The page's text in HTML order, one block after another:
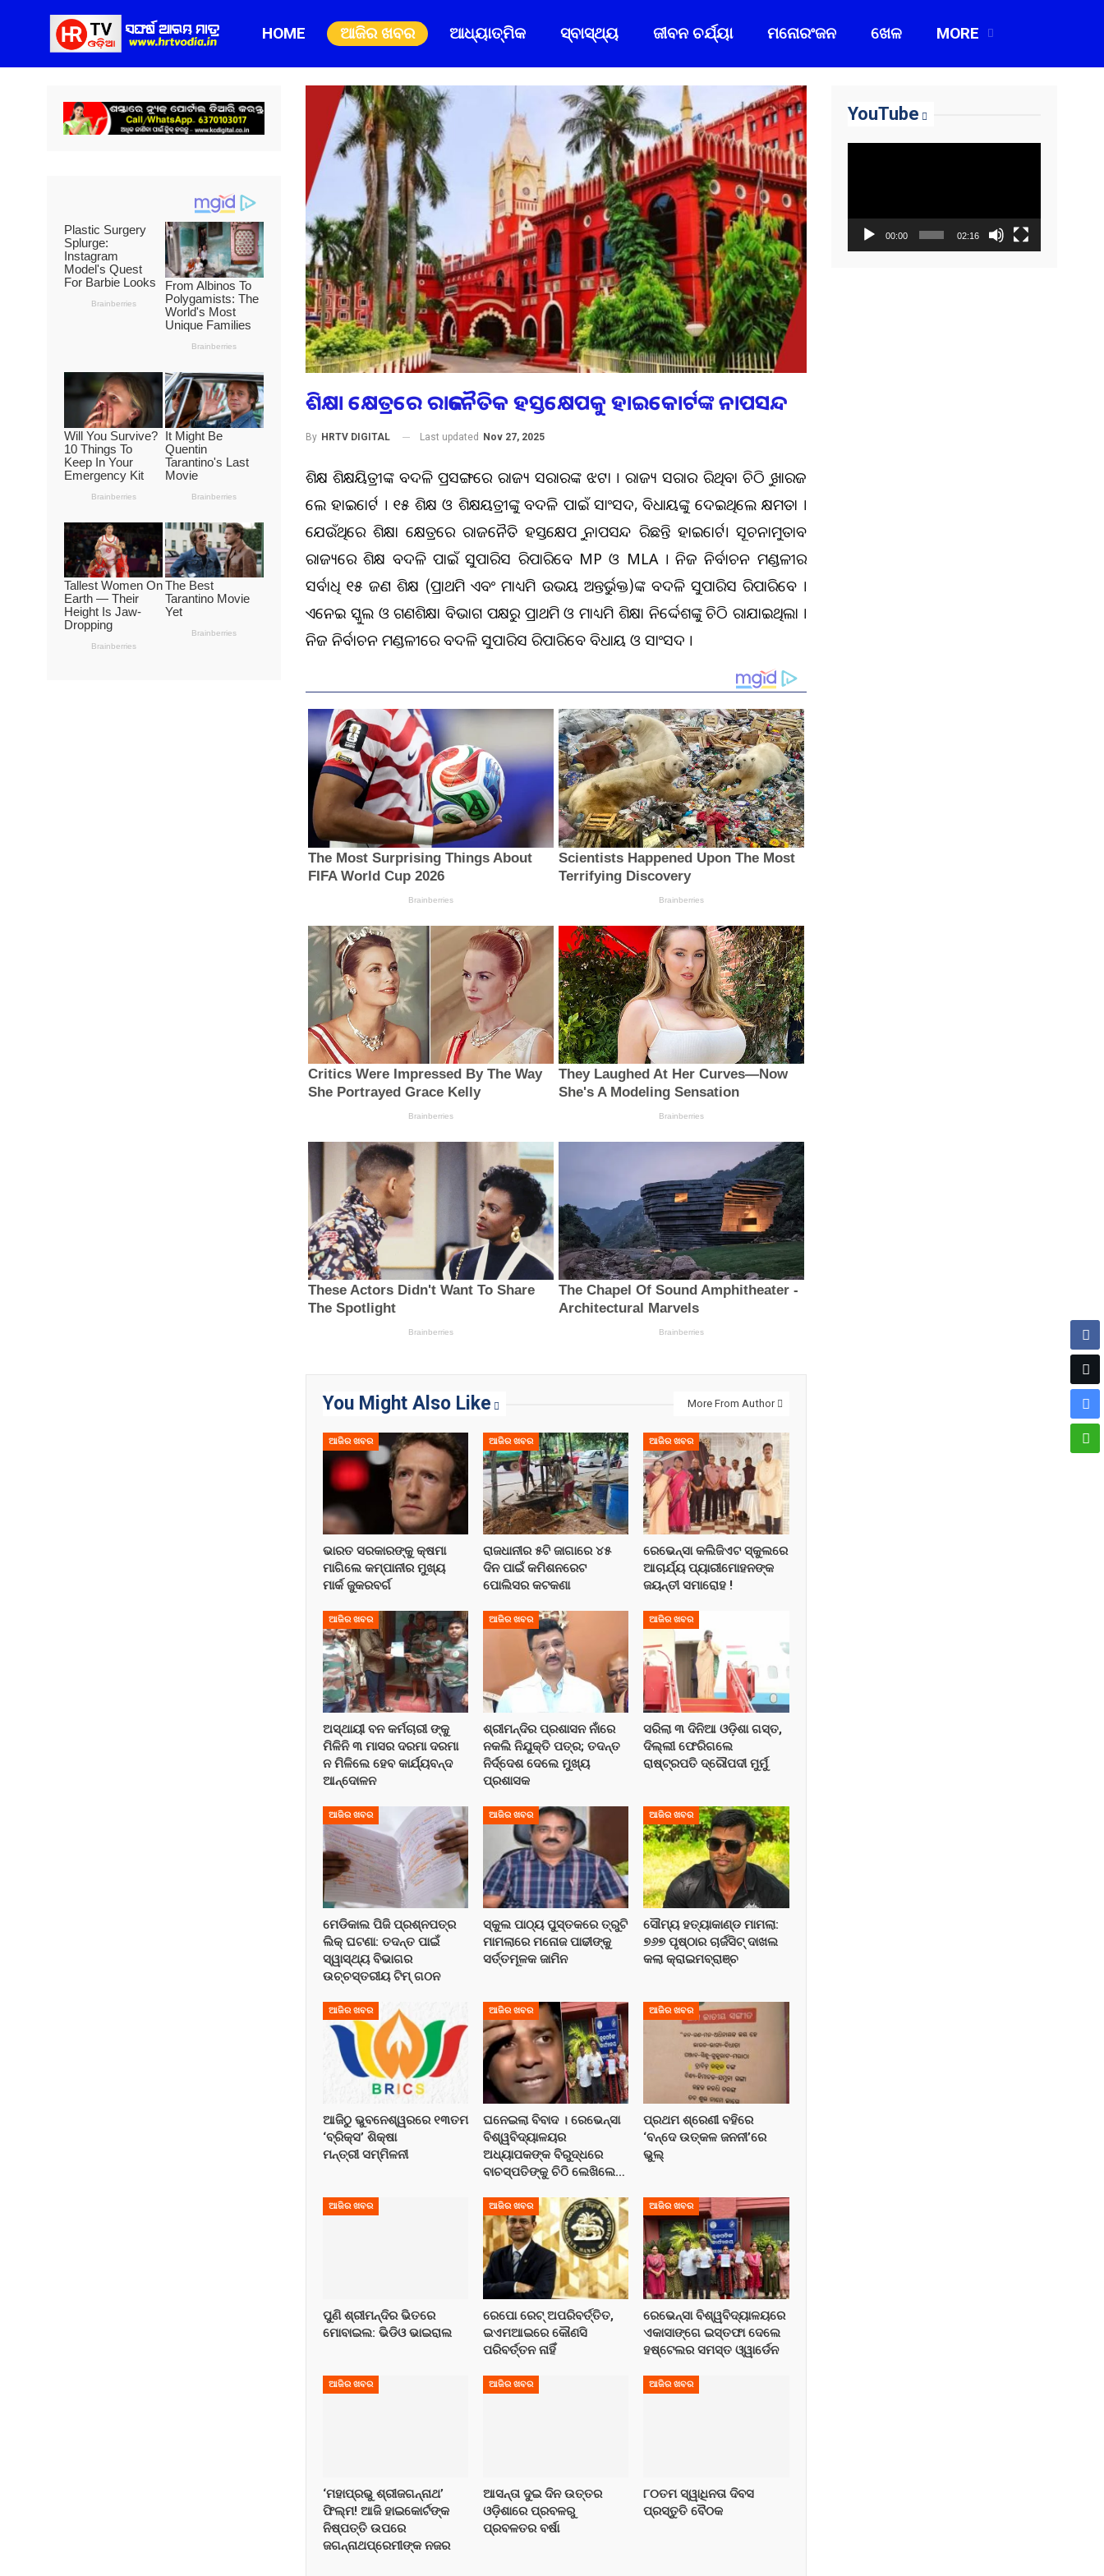
HOME ଆଜିର ଖବର ଆଧ୍ୟାତ୍ମିକ ସ୍ବାସ୍ଥ୍ୟ ଜୀବନ ଚର୍ଯ୍ୟା ମନୋରଂଜନ ଖେଳ MORE
ଶିକ୍ଷା କ୍ଷେତ୍ରରେ ରାଜନୈତିକ ହସ୍ତକ୍ଷେପକୁ ହାଇକୋର୍ଟଙ୍କ ନାପସନ୍ଦ
By HRTV DIGITAL Last updated Nov 27, 2025
ଶିକ୍ଷକ ଶିକ୍ଷୟିତ୍ରୀଙ୍କ ବଦଳି ପ୍ରସଙ୍ଗରେ ରାଜ୍ୟ ସରକାରଙ୍କ ଝଟକା । ରାଜ୍ୟ ସରକାର କରିଥିବା ଚିଠିକୁ ଖାରଜ
କଲେ ହାଇକୋର୍ଟ । ୧୫ ଶିକ୍ଷକ ଓ ଶିକ୍ଷୟତ୍ରୀଙ୍କୁ ବଦଳି ପାଇଁ ସାଂସଦ, ବିଧାୟକଙ୍କୁ ଦେଇଥିଲେ କ୍ଷମତା ।
ଯେଉଁଥିରେ ଶିକ୍ଷା କ୍ଷେତ୍ରରେ ରାଜନୈତିକ ହସ୍ତକ୍ଷେପକୁ ନାପସନ୍ଦ କରିଛନ୍ତି ହାଇକୋର୍ଟ। ସୂଚନାମୁତାବକ
ରାଜ୍ୟରେ ଶିକ୍ଷକ ବଦଳି ପାଇଁ ସୁପାରିସ କରିପାରିବେ MP ଓ MLA । ନିଜ ନିର୍ବାଚନ ମଣ୍ଡଳୀର
ସର୍ବାଧିକ ୧୫ ଜଣ ଶିକ୍ଷକ (ପ୍ରାଥମିକ ଏବଂ ମାଧ୍ୟମିକ ଉଭୟ ଅନ୍ତର୍ଭୁକ୍ତ)ଙ୍କ ବଦଳି ସୁପାରିସ କରିପାରିବେ ।
ଏନେଇ ସ୍କୁଲ ଓ ଗଣଶିକ୍ଷା ବିଭାଗ ପକ୍ଷରୁ ପ୍ରାଥମିକ ଓ ମାଧ୍ୟମିକ ଶିକ୍ଷା ନିର୍ଦ୍ଦେଶକଙ୍କୁ ଚିଠି କରାଯାଇଥିଲା ।
ନିଜ ନିର୍ବାଚନ ମଣ୍ଡଳୀରେ ବଦଳି ସୁପାରିସ କରିପାରିବେ ବିଧାୟକ ଓ ସାଂସଦ ।
You Might Also Like More From Author
ଆଜିର ଖବର
ଭାରତ ସରକାରଙ୍କୁ କ୍ଷମା
ମାଗିଲେ କମ୍ପାନୀର ମୁଖ୍ୟ
ମାର୍କ ଜୁକରବର୍ଗ
ଆଜିର ଖବର
ରାଜଧାନୀର ୫ଟି ଜାଗାରେ ୪୫
ଦିନ ପାଇଁ କମିଶନରେଟ
ପୋଲିସର କଟକଣା
ଆଜିର ଖବର
ରେଭେନ୍ସା କଲିଜିଏଟ ସ୍କୁଲରେ
ଆଚାର୍ଯ୍ୟ ପ୍ୟାରୀମୋହନଙ୍କ
ଜୟନ୍ତୀ ସମାରୋହ !
ଆଜିର ଖବର
ଅସ୍ଥାୟୀ ବନ କର୍ମଚାରୀ ଙ୍କୁ
ମିଳିନି ୩ ମାସର ଦରମା ଦରମା
ନ ମିଳିଲେ ହେବ କାର୍ଯ୍ୟବନ୍ଦ
ଆନ୍ଦୋଳନ
ଆଜିର ଖବର
ଶ୍ରୀମନ୍ଦିର ପ୍ରଶାସନ ନାଁରେ
ନକଲି ନିଯୁକ୍ତି ପତ୍ର; ତଦନ୍ତ
ନିର୍ଦ୍ଦେଶ ଦେଲେ ମୁଖ୍ୟ
ପ୍ରଶାସକ
ଆଜିର ଖବର
ସରିଲା ୩ ଦିନିଆ ଓଡ଼ିଶା ଗସ୍ତ,
ଦିଲ୍ଲୀ ଫେରିଗଲେ
ରାଷ୍ଟ୍ରପତି ଦ୍ରୌପଦୀ ମୁର୍ମୁ
ଆଜିର ଖବର
ମେଡିକାଲ ପିଜି ପ୍ରଶ୍ନପତ୍ର
ଲିକ୍ ଘଟଣା: ତଦନ୍ତ ପାଇଁ
ସ୍ୱାସ୍ଥ୍ୟ ବିଭାଗର
ଉଚ୍ଚସ୍ତରୀୟ ଟିମ୍ ଗଠନ
ଆଜିର ଖବର
ସ୍କୁଲ ପାଠ୍ୟ ପୁସ୍ତକରେ ତ୍ରୁଟି
ମାମଲାରେ ମନୋଜ ପାଢୀଙ୍କୁ
ସର୍ତ୍ତମୂଳକ ଜାମିନ
ଆଜିର ଖବର
ସୌମ୍ୟ ହତ୍ୟାକାଣ୍ଡ ମାମଲା:
୭୬୭ ପୃଷ୍ଠାର ଚାର୍ଜସିଟ୍ ଦାଖଲ
କଲା କ୍ରାଇମବ୍ରାଞ୍ଚ
ଆଜିର ଖବର
ଆଜିଠୁ ଭୁବନେଶ୍ୱରରେ ୧୩ତମ
‘ବ୍ରିକ୍ସ’ ଶିକ୍ଷା
ମନ୍ତ୍ରୀ ସମ୍ମିଳନୀ
ଆଜିର ଖବର
ଘନେଇଲା ବିବାଦ । ରେଭେନ୍ସା
ବିଶ୍ୱବିଦ୍ୟାଳୟର
ଅଧ୍ୟାପକଙ୍କ ବିରୁଦ୍ଧରେ
ବାଚସ୍ପତିଙ୍କୁ ଚିଠି ଲେଖିଲେ…
ଆଜିର ଖବର
ପ୍ରଥମ ଶ୍ରେଣୀ ବହିରେ
‘ବନ୍ଦେ ଉତ୍କଳ ଜନନୀ’ରେ
ଭୁଲ୍‌
ଆଜିର ଖବର
ପୁଣି ଶ୍ରୀମନ୍ଦିର ଭିତରେ
ମୋବାଇଲ: ଭିଡିଓ ଭାଇରାଲ
ଆଜିର ଖବର
ରେପୋ ରେଟ୍ ଅପରିବର୍ତ୍ତିତ,
ଇଏମଆଇରେ କୌଣସି
ପରିବର୍ତ୍ତନ ନାହିଁ
ଆଜିର ଖବର
ରେଭେନ୍ସା ବିଶ୍ୱବିଦ୍ୟାଳୟରେ
ଏକାସାଙ୍ଗେ ଇସ୍ତଫା ଦେଲେ
ହଷ୍ଟେଲର ସମସ୍ତ ଓ୍ୱାର୍ଡେନ
ଆଜିର ଖବର
‘ମହାପ୍ରଭୁ ଶ୍ରୀଜଗନ୍ନାଥ’
ଫିଲ୍ମ! ଆଜି ହାଇକୋର୍ଟଙ୍କ
ନିଷ୍ପତ୍ତି ଉପରେ
ଜଗନ୍ନାଥପ୍ରେମୀଙ୍କ ନଜର
ଆଜିର ଖବର
ଆସନ୍ତା ଦୁଇ ଦିନ ଉତ୍ତର
ଓଡ଼ିଶାରେ ପ୍ରବଳରୁ
ପ୍ରବଳତର ବର୍ଷା
ଆଜିର ଖବର
୮୦ତମ ସ୍ୱାଧିନତା ଦିବସ
ପ୍ରସ୍ତୁତି ବୈଠକ
YouTube
00:00 02:16